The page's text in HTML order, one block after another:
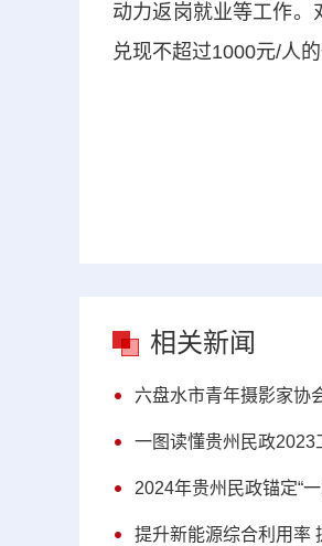
动力返岗就业等工作
兑现不超过1000元/人
相关新闻
六盘水市青年摄影家协
一图读懂贵州民政2023
2024年贵州民政锚定“
提升新能源综合利用率